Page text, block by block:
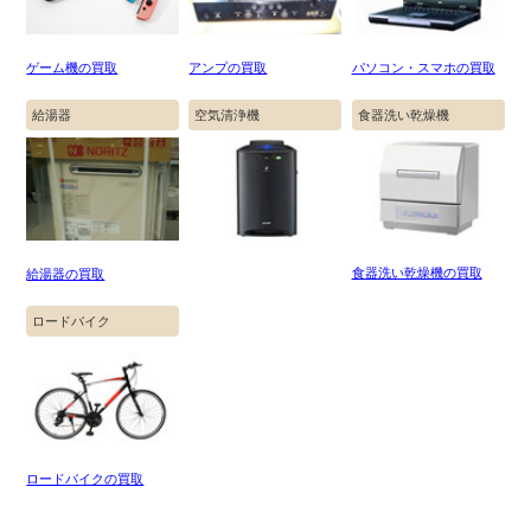
ゲーム機の買取 アンプの買取 パソコン・スマホの買取
給湯器
給湯器の買取
空気清浄機 食器洗い乾燥機
食器洗い乾燥機の買取
ロードバイク
ロードバイクの買取